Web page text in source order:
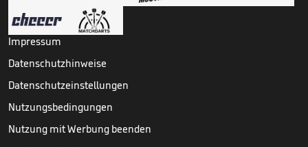
Impressum
Datenschutzhinweise
Datenschutzeinstellungen
Nutzungsbedingungen
Nutzung mit Werbung beenden